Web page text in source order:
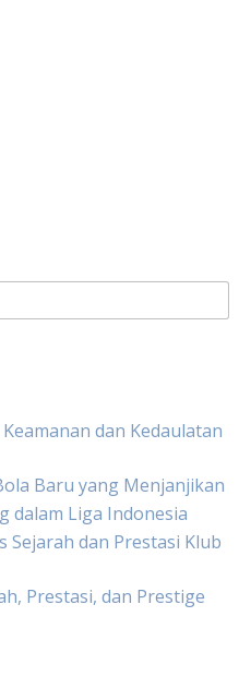
dan Kedaulatan
Baru yang Menjanjikan
dalam Liga Indonesia
Sejarah dan Prestasi Klub
Prestasi, dan Prestige